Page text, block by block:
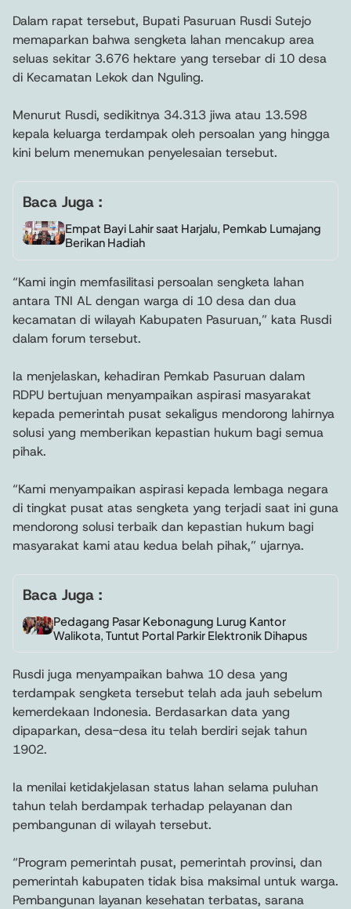
Dalam rapat tersebut, Bupati Pasuruan Rusdi Sutejo
memaparkan bahwa sengketa lahan mencakup area
seluas sekitar 3.676 hektare yang tersebar di 10 desa
di Kecamatan Lekok dan Nguling.
Menurut Rusdi, sedikitnya 34.313 jiwa atau 13.598
kepala keluarga terdampak oleh persoalan yang hingga
kini belum menemukan penyelesaian tersebut.
Baca Juga :
Empat Bayi Lahir saat Harjalu, Pemkab Lumajang
Berikan Hadiah
“Kami ingin memfasilitasi persoalan sengketa lahan
antara TNI AL dengan warga di 10 desa dan dua
kecamatan di wilayah Kabupaten Pasuruan,” kata Rusdi
dalam forum tersebut.
Ia menjelaskan, kehadiran Pemkab Pasuruan dalam
RDPU bertujuan menyampaikan aspirasi masyarakat
kepada pemerintah pusat sekaligus mendorong lahirnya
solusi yang memberikan kepastian hukum bagi semua
pihak.
“Kami menyampaikan aspirasi kepada lembaga negara
di tingkat pusat atas sengketa yang terjadi saat ini guna
mendorong solusi terbaik dan kepastian hukum bagi
masyarakat kami atau kedua belah pihak,” ujarnya.
Baca Juga :
Pedagang Pasar Kebonagung Lurug Kantor
Walikota, Tuntut Portal Parkir Elektronik Dihapus
Rusdi juga menyampaikan bahwa 10 desa yang
terdampak sengketa tersebut telah ada jauh sebelum
kemerdekaan Indonesia. Berdasarkan data yang
dipaparkan, desa-desa itu telah berdiri sejak tahun
1902.
Ia menilai ketidakjelasan status lahan selama puluhan
tahun telah berdampak terhadap pelayanan dan
pembangunan di wilayah tersebut.
“Program pemerintah pusat, pemerintah provinsi, dan
pemerintah kabupaten tidak bisa maksimal untuk warga.
Pembangunan layanan kesehatan terbatas, sarana